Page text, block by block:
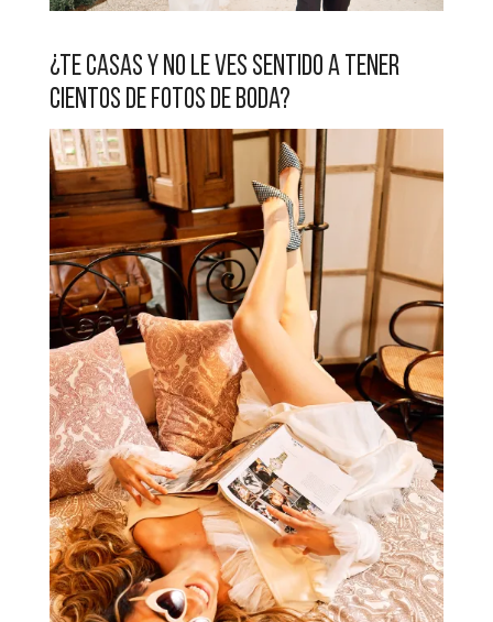
¿TE CASAS Y NO LE VES SENTIDO A TENER
CIENTOS DE FOTOS DE BODA?